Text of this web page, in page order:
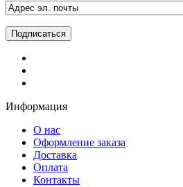
Информация
О нас
Оформление заказа
Доставка
Оплата
Контакты